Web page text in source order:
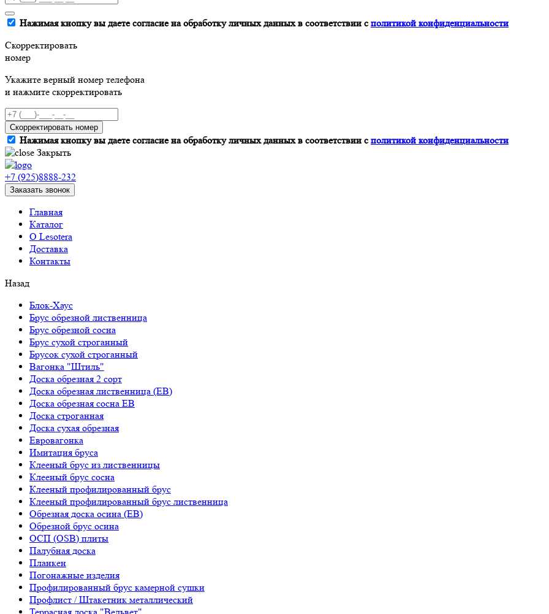
Нажимая кнопку вы даете согласие на обработку личных данных в соответствии сполитикой конфиденциальности
Скорректировать
номер
Укажите верный номер телефона
и нажмите скорректировать
Скорректировать номер
Нажимая кнопку вы даете согласие на обработку личных данных в соответствии сполитикой конфиденциальности
Закрыть
+7 (925)8888-232
Заказать звонок
Главная
Каталог
О Lesotera
Доставка
Контакты
Назад
Блок-Хаус
Брус обрезной лиственница
Брус обрезной сосна
Брус сухой строганный
Брусок сухой строганный
Вагонка "Штиль"
Доска обрезная 2 сорт
Доска обрезная лиственница (ЕВ)
Доска обрезная сосна ЕВ
Доска строганная
Доска сухая обрезная
Евровагонка
Имитация бруса
Клееный брус из лиственницы
Клееный брус сосна
Клееный профилированный брус
Клееный профилированный брус лиственница
Обрезная доска осина (ЕВ)
Обрезной брус осина
ОСП (OSB) плиты
Палубная доска
Планкен
Погонажные изделия
Профилированный брус камерной сушки
Профлист / Штакетник металлический